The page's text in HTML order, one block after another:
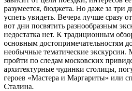
разумеется, бюджета. Но даже за три
успеть увидеть. Вечера лучше сразу
вот дни посвятить разнообразным
недостатка нет. К традиционным
основным достопримечательностям
необычные тематические
пройти по следам московских
архитектурные чудинки столицы,
героев «Мастера и Маргариты» или
Сталина.